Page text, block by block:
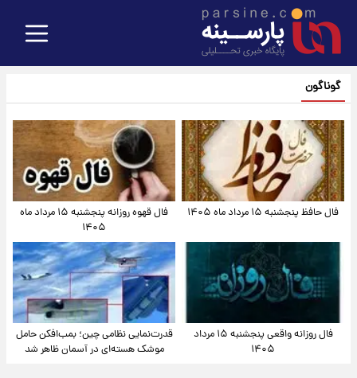
گوناگون
فال حافظ پنجشنبه ۱۵ مرداد ماه ۱۴۰۵
فال قهوه روزانه پنجشنبه ۱۵ مرداد ماه
۱۴۰۵
فال روزانه واقعی پنجشنبه ۱۵ مرداد
۱۴۰۵
قدرت‌نمایی نظامی چین؛ بمب‌افکن حامل
موشک هسته‌ای در آسمان ظاهر شد